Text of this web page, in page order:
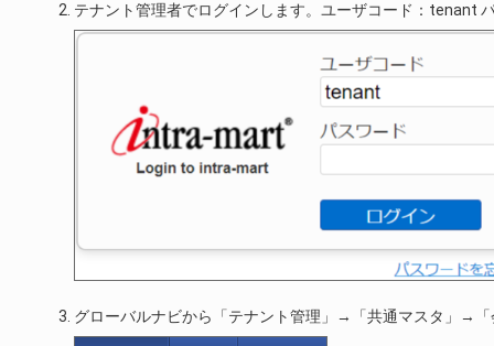
テナント管理者でログインします。ユーザコード：tenant
グローバルナビから「テナント管理」→「共通マスタ」→